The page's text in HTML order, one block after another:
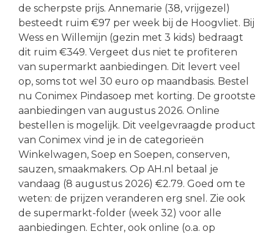
de scherpste prijs. Annemarie (38, vrijgezel)
besteedt ruim €97 per week bij de Hoogvliet. Bij
Wess en Willemijn (gezin met 3 kids) bedraagt
dit ruim €349. Vergeet dus niet te profiteren
van supermarkt aanbiedingen. Dit levert veel
op, soms tot wel 30 euro op maandbasis. Bestel
nu Conimex Pindasoep met korting. De grootste
aanbiedingen van augustus 2026. Online
bestellen is mogelijk. Dit veelgevraagde product
van Conimex vind je in de categorieën
Winkelwagen, Soep en Soepen, conserven,
sauzen, smaakmakers. Op AH.nl betaal je
vandaag (8 augustus 2026) €2.79. Goed om te
weten: de prijzen veranderen erg snel. Zie ook
de supermarkt-folder (week 32) voor alle
aanbiedingen. Echter, ook online (o.a. op